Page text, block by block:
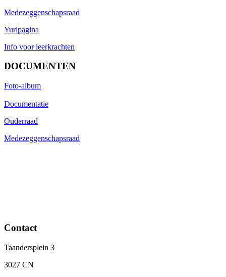
Medezeggenschapsraad
Yurlpagina
Info voor leerkrachten
DOCUMENTEN
Foto-album
Documentatie
Ouderraad
Medezeggenschapsraad
Contact
Taandersplein 3
3027 CN